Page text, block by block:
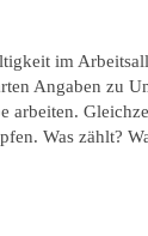
im
Angaben zu
arbeiten.
Was zählt?